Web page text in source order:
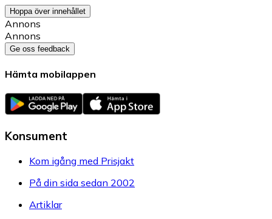
Hoppa över innehållet
Annons
Annons
Ge oss feedback
Hämta mobilappen
Konsument
Kom igång med Prisjakt
På din sida sedan 2002
Artiklar